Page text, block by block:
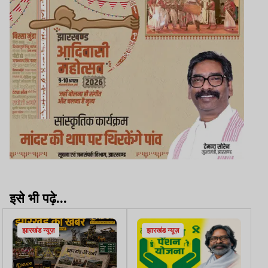
इसे भी पढ़े...
झारखंड न्यूज़ झारखंड न्यूज़